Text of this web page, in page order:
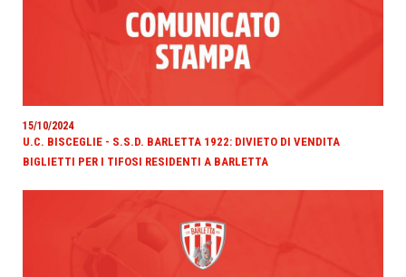
15/10/2024
U.C. BISCEGLIE - S.S.D. BARLETTA 1922: DIVIETO DI VENDITA
BIGLIETTI PER I TIFOSI RESIDENTI A BARLETTA